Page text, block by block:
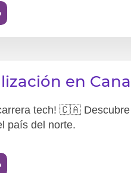
en
tech! 🇨🇦
país del norte.